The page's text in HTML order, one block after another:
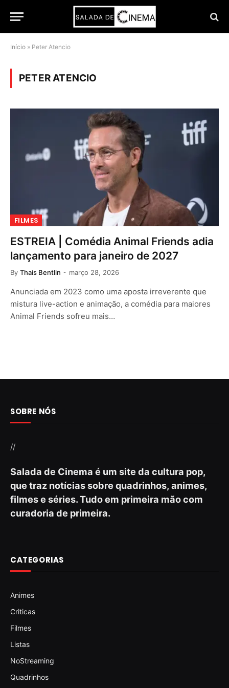
Início » Peter Atencio
PETER ATENCIO
FILMES
ESTREIA | Comédia Animal Friends adia
lançamento para janeiro de 2027
By Thais Bentlin março 28, 2026
Anunciada em 2023 como uma aposta irreverente que
mistura live-action e animação, a comédia para maiores
Animal Friends sofreu mais…
SOBRE NÓS
//
Salada de Cinema é um site da cultura pop,
que traz notícias sobre quadrinhos, animes,
filmes e séries. Tudo em primeira mão com
curadoria de primeira.
CATEGORIAS
Animes
Criticas
Filmes
Listas
NoStreaming
Quadrinhos